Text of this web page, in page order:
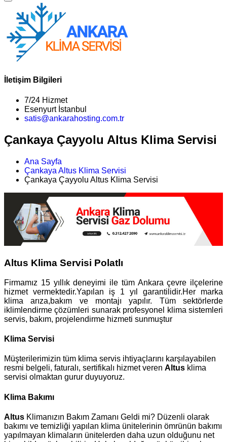
İletişim Bilgileri
7/24 Hizmet
Esenyurt İstanbul
satis@ankarahosting.com.tr
Çankaya Çayyolu Altus Klima Servisi
Ana Sayfa
Çankaya Altus Klima Servisi
Çankaya Çayyolu Altus Klima Servisi
Altus Klima Servisi Polatlı
Firmamız 15 yıllık deneyimi ile tüm Ankara çevre ilçelerine
hizmet vermektedir.Yapılan iş 1 yıl garantilidir.Her marka
klima arıza,bakım ve montajı yapılır. Tüm sektörlerde
iklimlendirme çözümleri sunarak profesyonel klima sistemleri
servis, bakım, projelendirme hizmeti sunmuştur
Klima Servisi
Müşterilerimizin tüm klima servis ihtiyaçlarını karşılayabilen
resmi belgeli, faturalı, sertifikalı hizmet veren Altus klima
servisi olmaktan gurur duyuyoruz.
Klima Bakımı
Altus Klimanızın Bakım Zamanı Geldi mi? Düzenli olarak
bakımı ve temizliği yapılan klima ünitelerinin ömrünün bakımı
yapılmayan klimaların ünitelerden daha uzun olduğunu net